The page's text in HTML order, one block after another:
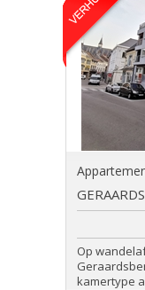
Op
kamertype